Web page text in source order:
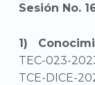
Sesión No.
TEC-023-
TCE-DICE-